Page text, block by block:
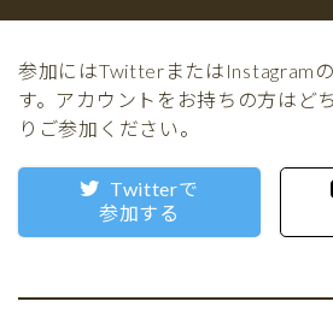
参加にはTwitterまたはInstagram
す。アカウントをお持ちの方はど
りご参加ください。
Twitterで
参加する